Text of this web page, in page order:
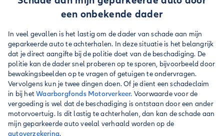
een onbekende dader
In veel gevallen is het lastig om de dader van schade aan mijn
geparkeerde auto te achterhalen. In deze situatie is het belangrijk
dat je direct aangifte bij de politie doet van de beschadiging. De
politie kan de dader snel proberen op te sporen, bijvoorbeeld door
bewakingsbeelden op te vragen of getuigen te ondervragen.
Vervolgens kun je twee dingen doen. Of je dient een schadeclaim
in bij hetWaarborgfonds Motorverkeer. Voorwaarde voor de
vergoeding is wel dat de beschadiging is ontstaan door een ander
motorvoertuig. Is dit lastig te achterhalen, dan kan de schade aan
mijn geparkeerde auto veelal verhaald worden op de
autoverzekering.